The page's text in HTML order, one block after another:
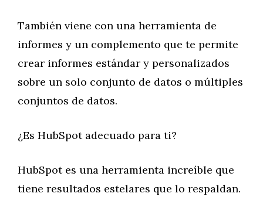
También viene con una herramienta de
informes y un complemento que te permite
crear informes estándar y personalizados
sobre un solo conjunto de datos o múltiples
conjuntos de datos.
¿Es HubSpot adecuado para ti?
HubSpot es una herramienta increíble que
tiene resultados estelares que lo respaldan.